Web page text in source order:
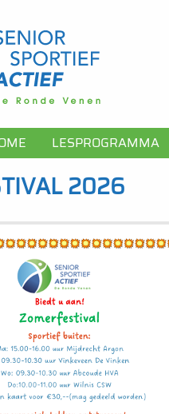
LESPROGRAMMA
2026